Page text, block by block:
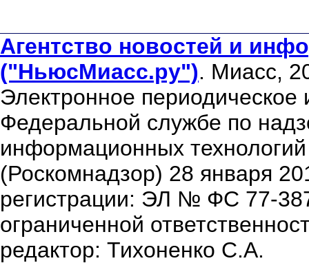
Агентство новостей и
("НьюсМиасс.ру"). Миасс,
Электронное периодическое
Федеральной службе по
информационных
(Роскомнадзор) 28 января
регистрации: ЭЛ № ФС 77-
ограниченной
редактор: Тихоненко С.А.